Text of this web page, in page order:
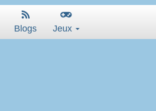
Blogs Jeux